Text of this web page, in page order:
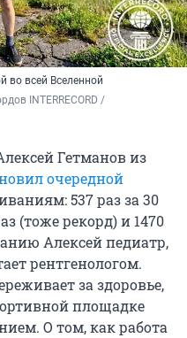
во всей Вселенной
INTERRECORD /
Гетманов из
очередной
537 раз за 30
(тоже рекорд) и 1470
Алексей педиатр,
рентгенологом.
за здоровье,
площадке
О том, как работа